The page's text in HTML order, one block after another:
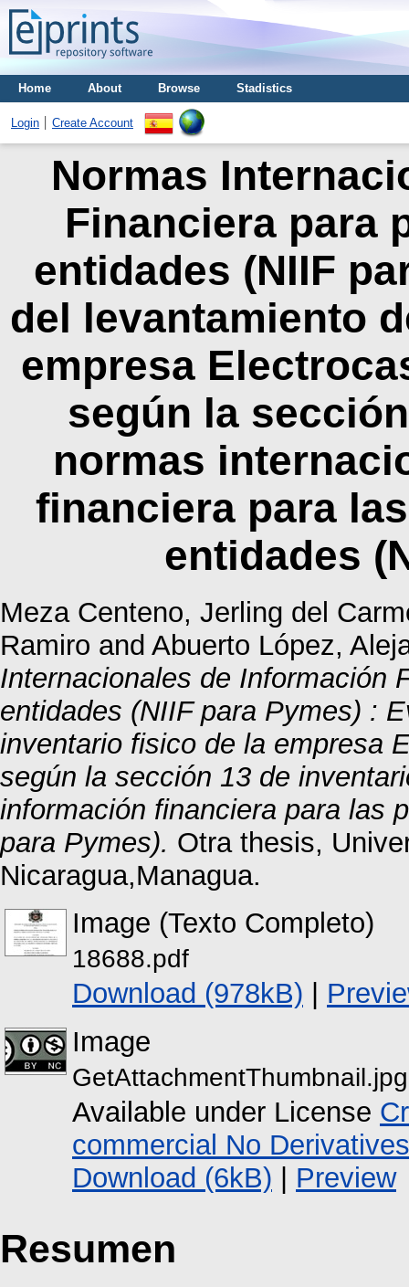
Home About Browse Stadistics
Login Create Account
Normas
Financiera para
entidades (NIIF
del levantamiento
empresa
según la
normas
financiera para
entidades
Meza Centeno, Jerling del
Ramiro and Abuerto López,
Internacionales de Información
entidades (NIIF para Pymes) :
inventario fisico de la empresa
según la sección 13 de
información financiera para las
para Pymes). Otra thesis,
Nicaragua,Managua.
Image (Texto Completo)
18688.pdf
Download (978kB) |
Image
GetAttachmentThumbnail.jpg
Available under License
commercial No Derivatives
Download (6kB) | Preview
Resumen